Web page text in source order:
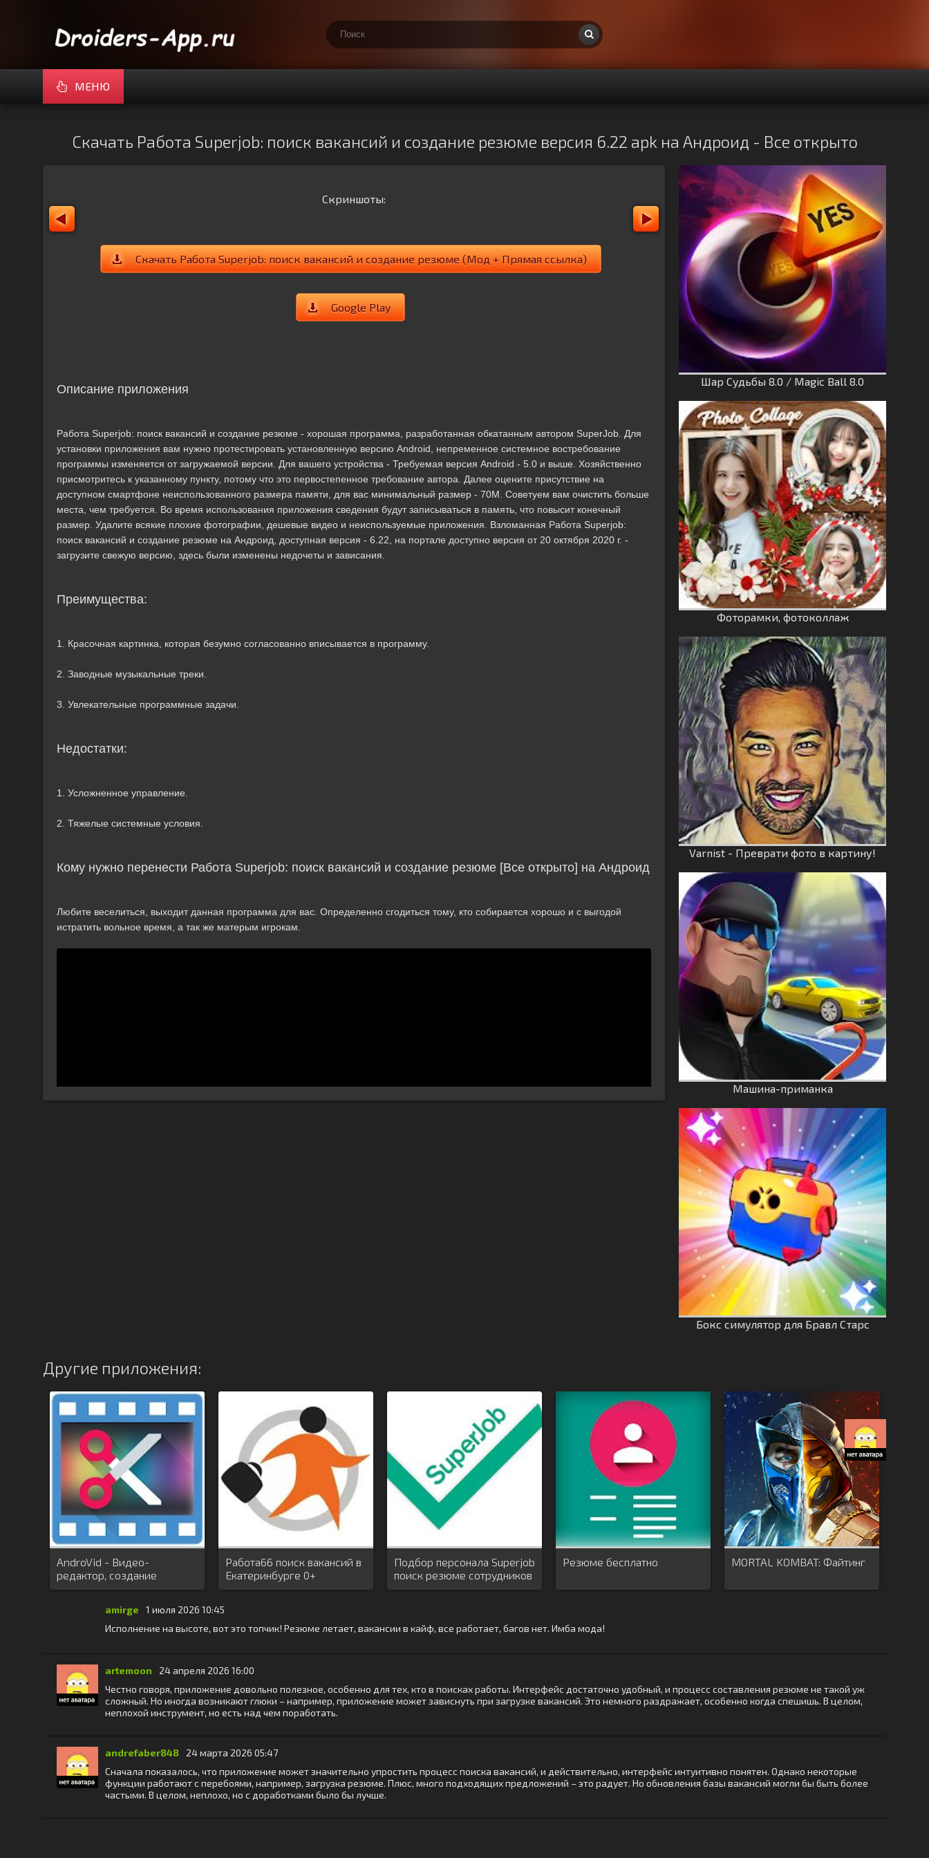
МЕНЮ
Скачать Работа Superjob: поиск вакансий и создание резюме версия 6.22 apk на Андроид - Все открыто
Скриншоты:
Скачать Работа Superjob: поиск вакансий и создание резюме (Мод + Прямая ссылка)
Google Play
Описание приложения
Работа Superjob: поиск вакансий и создание резюме - хорошая программа, разработанная обкатанным автором SuperJob. Для
установки приложения вам нужно протестировать установленную версию Android, непременное системное востребование
программы изменяется от загружаемой версии. Для вашего устройства - Требуемая версия Android - 5.0 и выше. Хозяйственно
присмотритесь к указанному пункту, потому что это первостепенное требование автора. Далее оцените присутствие на
доступном смартфоне неиспользованного размера памяти, для вас минимальный размер - 70M. Советуем вам очистить больше
места, чем требуется. Во время использования приложения сведения будут записываться в память, что повысит конечный
размер. Удалите всякие плохие фотографии, дешевые видео и неиспользуемые приложения. Взломанная Работа Superjob:
поиск вакансий и создание резюме на Андроид, доступная версия - 6.22, на портале доступно версия от 20 октября 2020 г. -
загрузите свежую версию, здесь были изменены недочеты и зависания.
Преимущества:
1. Красочная картинка, которая безумно согласованно вписывается в программу.
2. Заводные музыкальные треки.
3. Увлекательные программные задачи.
Недостатки:
1. Усложненное управление.
2. Тяжелые системные условия.
Кому нужно перенести Работа Superjob: поиск вакансий и создание резюме [Все открыто] на Андроид
Любите веселиться, выходит данная программа для вас. Определенно сгодиться тому, кто собирается хорошо и с выгодой
истратить вольное время, а так же матерым игрокам.
Шар Судьбы 8.0 / Magic Ball 8.0
Фоторамки, фотоколлаж
Varnist - Преврати фото в картину!
Машина-приманка
Бокс симулятор для Бравл Старс
Другие приложения:
AndroVid - Видео-
редактор, создание
роликов
Работа66 поиск вакансий в
Екатеринбурге 0+
Подбор персонала Superjob
поиск резюме сотрудников
Резюме бесплатно MORTAL KOMBAT: Файтинг
amirge
1 июля 2026 10:45
Исполнение на высоте, вот это топчик! Резюме летает, вакансии в кайф, все работает, багов нет. Имба мода!
artemoon
24 апреля 2026 16:00
Честно говоря, приложение довольно полезное, особенно для тех, кто в поисках работы. Интерфейс достаточно удобный, и процесс составления резюме не такой уж
сложный. Но иногда возникают глюки – например, приложение может зависнуть при загрузке вакансий. Это немного раздражает, особенно когда спешишь. В целом,
неплохой инструмент, но есть над чем поработать.
andrefaber848
24 марта 2026 05:47
Сначала показалось, что приложение может значительно упростить процесс поиска вакансий, и действительно, интерфейс интуитивно понятен. Однако некоторые
функции работают с перебоями, например, загрузка резюме. Плюс, много подходящих предложений – это радует. Но обновления базы вакансий могли бы быть более
частыми. В целом, неплохо, но с доработками было бы лучше.